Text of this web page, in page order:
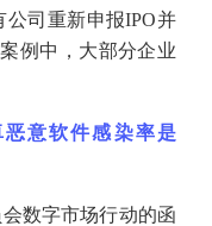
司重新申报IPO并
例中，大部分企业
意软件感染率是
数字市场行动的函